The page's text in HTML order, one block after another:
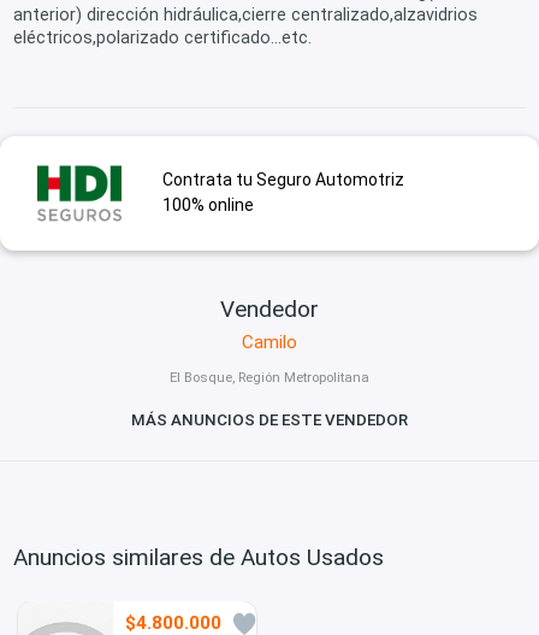
anterior) dirección hidráulica,cierre centralizado,alzavidrios
eléctricos,polarizado certificado...etc.
Contrata tu Seguro Automotriz
100% online
Vendedor
Camilo
El Bosque, Región Metropolitana
MÁS ANUNCIOS DE ESTE VENDEDOR
Anuncios similares de Autos Usados
$4.800.000